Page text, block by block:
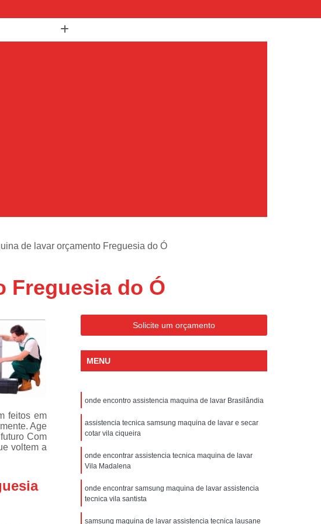
Tecnica Ar Condicionado Portatil
Tecnica Ar Condicionado Portatil Philco
Tecnica de Ar Condicionado Portatil
Tecnica de Ar Condicionado Portatil Philco
Tecnica em Ar Condicionado Portatil
Portatil
Electrolux
Assistencia Tecnica Electrolux Geladeira
Assistencia Tecnica Geladeira Electrolux
Geladeira
Electrolux Assistencia Tecnica Geladeira
Geladeira Assistencia Tecnica
Tecnica
Assistencia Tecnica de Refrigerador
Assistencia Tecnica Electrolux Refrigerador
de lavar orçamento Freguesia do Ó
Freguesia do Ó
feitos em
Age
Com
voltem a
Solicite um orçamento
MENU
onde encontro assistencia maquina de lavar Brasilândia
assistencia tecnica samsung maquina de lavar e secar
cotar vila ciqueira
onde encontrar assistencia tecnica maquina de lavar
Vila Madalena
onde encontrar samsung maquina de lavar assistencia
tecnica vila santista
samsung maquina de lavar assistencia tecnica lausane